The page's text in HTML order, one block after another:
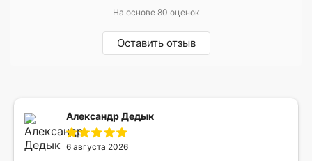
На основе 80 оценок
Оставить отзыв
Александр Дедык
6 августа 2026